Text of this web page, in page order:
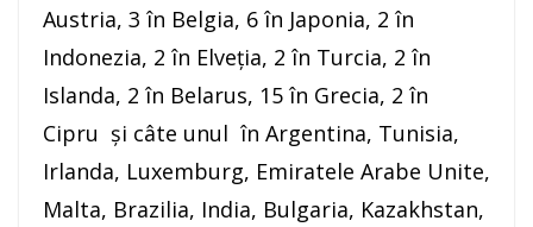
Austria, 3 în Belgia, 6 în Japonia, 2 în
Indonezia, 2 în Elveția, 2 în Turcia, 2 în
Islanda, 2 în Belarus, 15 în Grecia, 2 în
Cipru și câte unul în Argentina, Tunisia,
Irlanda, Luxemburg, Emiratele Arabe Unite,
Malta, Brazilia, India, Bulgaria, Kazakhstan,